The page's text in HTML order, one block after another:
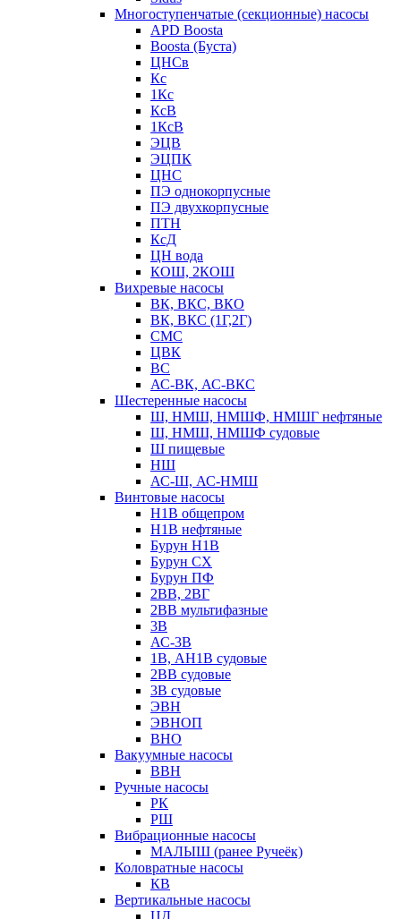
Многоступенчатые (секционные) насосы
APD Boosta
Boosta (Буста)
ЦНСв
Кс
1Кс
КсВ
1КсВ
ЭЦВ
ЭЦПК
ЦНС
ПЭ однокорпусные
ПЭ двухкорпусные
ПТН
КсД
ЦН вода
КОШ, 2КОШ
Вихревые насосы
ВК, ВКС, ВКО
ВК, ВКС (1Г,2Г)
СМС
ЦВК
ВС
АС-ВК, АС-ВКС
Шестеренные насосы
Ш, НМШ, НМШФ, НМШГ нефтяные
Ш, НМШ, НМШФ судовые
Ш пищевые
НШ
АС-Ш, АС-НМШ
Винтовые насосы
Н1В общепром
Н1В нефтяные
Бурун Н1В
Бурун СХ
Бурун ПФ
2ВВ, 2ВГ
2ВВ мультифазные
3В
АС-3В
1В, АН1В судовые
2ВВ судовые
3В судовые
ЭВН
ЭВНОП
ВНО
Вакуумные насосы
ВВН
Ручные насосы
РК
РШ
Вибрационные насосы
МАЛЫШ (ранее Ручеёк)
Коловратные насосы
КВ
Вертикальные насосы
ЦД